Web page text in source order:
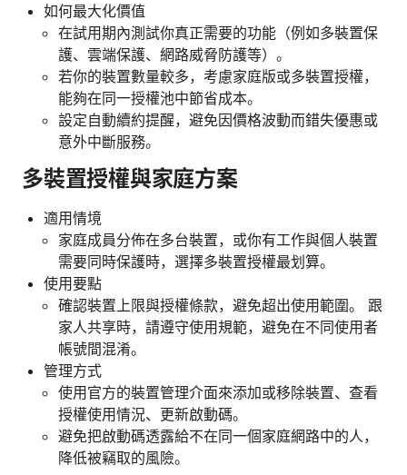
如何最大化價值
在試用期內測試你真正需要的功能（例如多裝置保
護、雲端保護、網路威脅防護等）。
若你的裝置數量較多，考慮家庭版或多裝置授權，
能夠在同一授權池中節省成本。
設定自動續約提醒，避免因價格波動而錯失優惠或
意外中斷服務。
多裝置授權與家庭方案
適用情境
家庭成員分佈在多台裝置，或你有工作與個人裝置
需要同時保護時，選擇多裝置授權最划算。
使用要點
確認裝置上限與授權條款，避免超出使用範圍。 跟
家人共享時，請遵守使用規範，避免在不同使用者
帳號間混淆。
管理方式
使用官方的裝置管理介面來添加或移除裝置、查看
授權使用情況、更新啟動碼。
避免把啟動碼透露給不在同一個家庭網路中的人，
降低被竊取的風險。